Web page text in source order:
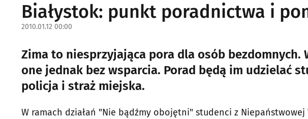
Białystok: punkt poradnictwa i
2010.01.12 00:00
Zima to niesprzyjająca pora dla osób bezdomnych.
one jednak bez wsparcia. Porad będą im udzielać
policja i straż miejska.
W ramach działań "Nie bądźmy obojętni" studenci z Niepaństwowej